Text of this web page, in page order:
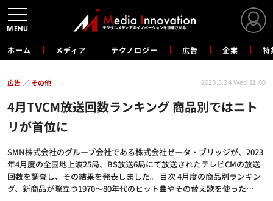
ホーム メディア テクノロジー 広告 企業 特
4月TVCM放送回数ランキング 商品別ではニト
リが首位に
SMN株式会社のグループ会社である株式会社ゼータ・ブリッジが、2023
年4月度の全国地上波25局、BS放送6局にて放送されたテレビCMの放送
回数を調査し、その結果を発表しました。 目次 4月度の商品別ランキン
グ、新商品が際立つ1970～80年代のヒット曲やその替え歌を使った…
広告 その他 2023.5.24 Wed 11:00
MENU